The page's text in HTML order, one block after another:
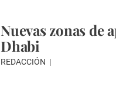
Nuevas zonas de
Dhabi
REDACCIÓN